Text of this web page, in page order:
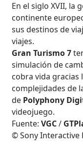
En el siglo XVII, la
continente
sus destinos de
viajes.
Gran Turismo 7
simulación de
cobra vida gracias
complejidades de
de Polyphony
videojuego.
Fuente: VGC/
© Sony Interactive